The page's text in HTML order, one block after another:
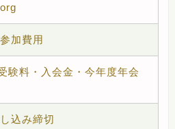
参加費用
験料・入会金・今年度年会
込み締切